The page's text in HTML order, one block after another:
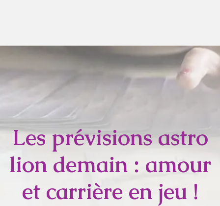
Les prévisions astro
lion demain : amour
et carrière en jeu !